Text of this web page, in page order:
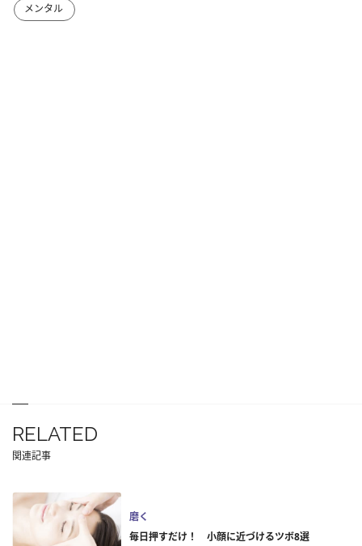
メンタル
RELATED
関連記事
磨く
毎日押すだけ！ 小顔に近づけるツボ8選